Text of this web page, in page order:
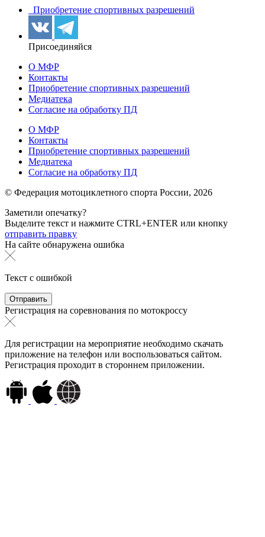
Приобретение спортивных разрешений
Присоединяйся
О МФР
Контакты
Приобретение спортивных разрешений
Медиатека
Согласие на обработку ПД
О МФР
Контакты
Приобретение спортивных разрешений
Медиатека
Согласие на обработку ПД
© Федерация мотоциклетного спорта России, 2026
Заметили опечатку?
Выделите текст и нажмите CTRL+ENTER или кнопку
отправить правку
На сайте обнаружена ошибка
Текст с ошибкой
Регистрация на соревнования по мотокроссу
Для регистрации на мероприятие необходимо скачать
приложение на телефон или воспользоваться сайтом.
Регистрация проходит в стороннем приложении.